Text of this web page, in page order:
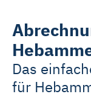
Das
für